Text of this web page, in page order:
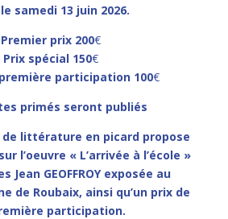
samedi 13 juin 2026.
Premier prix 200€
Prix spécial 150€
participation 100€
primés seront publiés
de littérature en picard propose
l’oeuvre « L’arrivée à l’école »
Jean GEOFFROYexposée au
de Roubaix, ainsi qu’un prix de
participation.